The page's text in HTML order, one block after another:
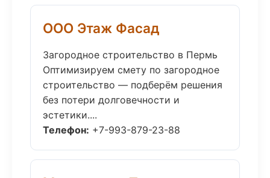
ООО Этаж Фасад
Загородное строительство в Пермь
Оптимизируем смету по загородное
строительство — подберём решения
без потери долговечности и
эстетики....
Телефон: +7-993-879-23-88